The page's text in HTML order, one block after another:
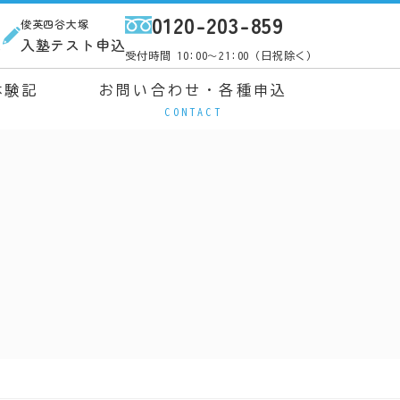
俊英四谷大塚
入塾テスト申込
0120-203-859
受付時間 10:00～21:00（日祝除く）
記 お問い合わせ・各種申込
CONTACT